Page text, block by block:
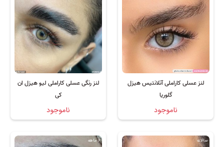
لنز عسلی کاراملی آتلانتیس هیزل
گلوریا
ناموجود
لنز رنگی عسلی کاراملی لیو هیزل ان
کی
ناموجود
سالانه 6 ماهه